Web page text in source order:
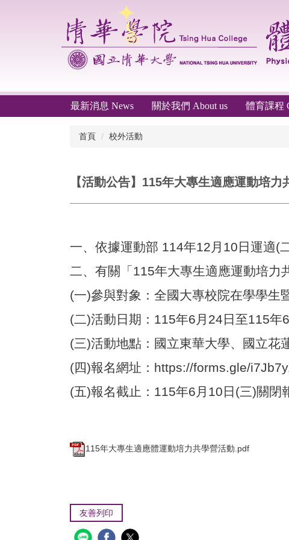
最新消息 News 關於我們 About us 體育課程
首頁 校外活動
【活動公告】115年大專生適應運動培力
一、依據運動部 114年12月10日運適(
二、有關「115年大專生適應運動培力
(一)參與對象：全國大專校院在學學生
(二)活動日期：115年6月24日至115年6
(三)活動地點：國立東華大學、國立花
(四)報名網址： https://forms.gle/
(五)報名截止：115年6月10日(三)關閉
115年大專生適應體運動培力共學營活動.pdf
友善列印